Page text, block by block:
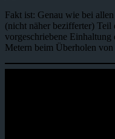
Fakt ist: Genau wie bei
(nicht näher bezifferter)
vorgeschriebene Einhaltung
Metern beim Überholen von